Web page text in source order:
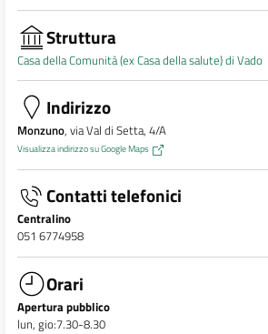
Struttura
Casa della Comunità (ex Casa della salute) di Vado
Indirizzo
Monzuno, via Val di Setta, 4/A
Visualizza indirizzo su Google Maps
Contatti telefonici
Centralino
051 6774958
Orari
Apertura pubblico
lun, gio:7.30-8.30